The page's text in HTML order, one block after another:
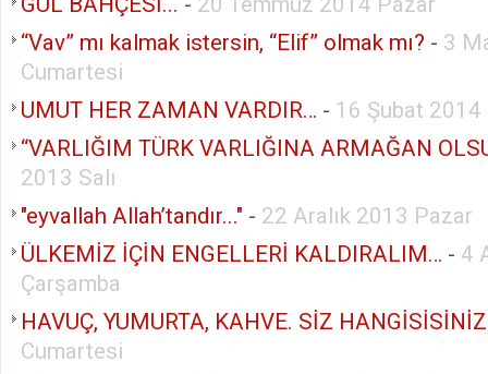
“Vav” mı kalmak istersin, “Elif” olmak mı? - 3
Cumartesi
UMUT HER ZAMAN VARDIR… - 16 Şubat 2014
“VARLIĞIM TÜRK VARLIĞINA ARMAĞAN
2013 Salı
"eyvallah Allah’tandır..." - 22 Aralık 2013 Pazar
ÜLKEMİZ İÇİN ENGELLERİ KALDIRALIM… - 4
Çarşamba
HAVUÇ, YUMURTA, KAHVE. SİZ
Cumartesi